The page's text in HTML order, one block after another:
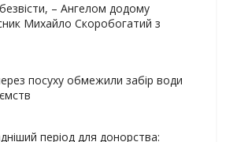
– Ангелом додому
Михайло Скоробогатий з
посуху обмежили забір води
період для донорства: